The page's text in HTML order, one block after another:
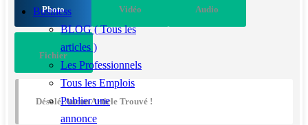
Photo Vidéo Audio
Fichier
Désolé, Aucun Article Trouvé !
Business
BLOG ( Tous les
articles )
Les Professionnels
Tous les Emplois
Publier une
annonce